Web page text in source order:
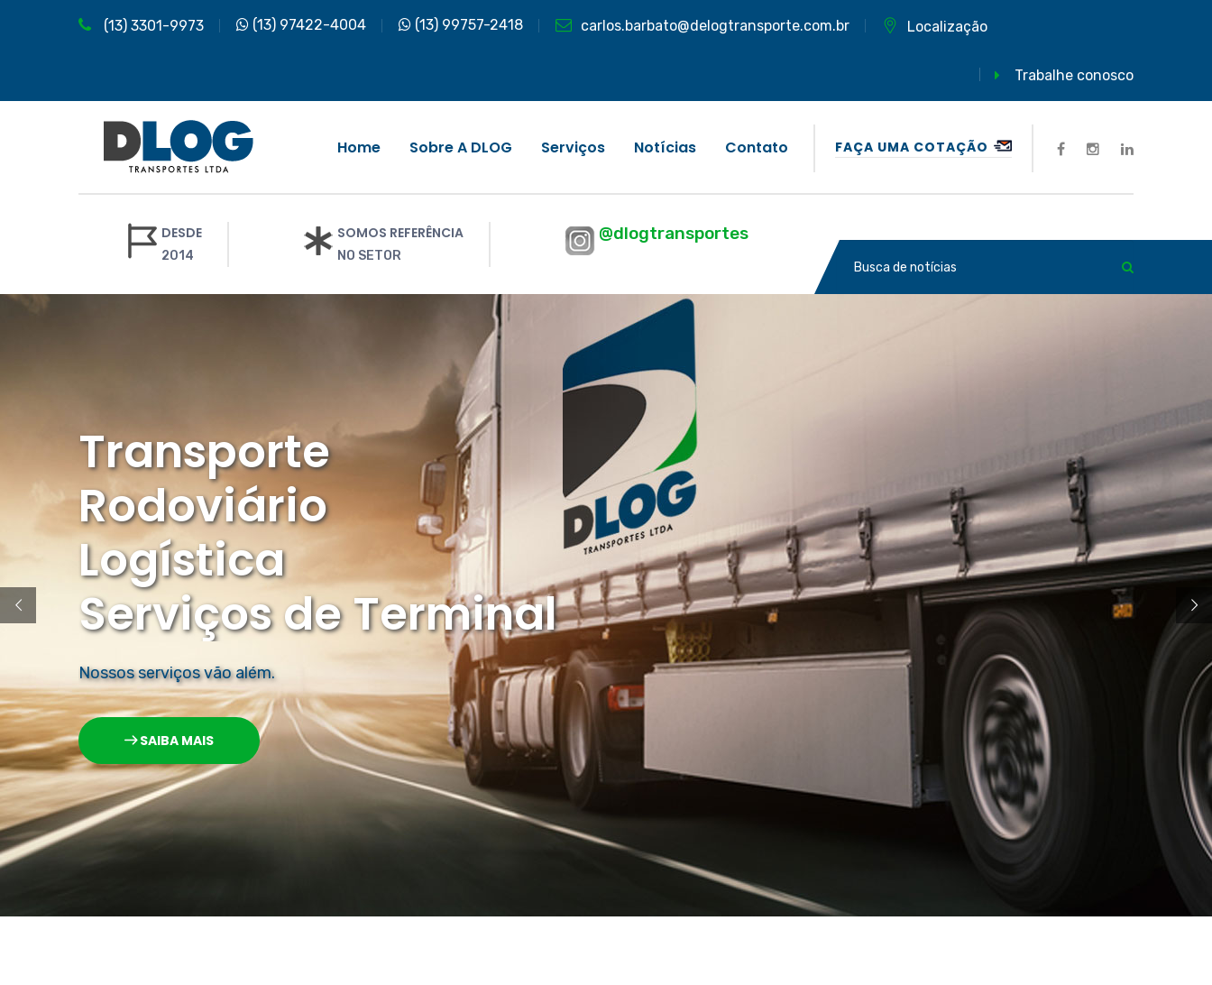
(13) 3301-9973 (13) 97422-4004 (13) 99757-2418 carlos.barbato@delogtransporte.com.br Localização
Trabalhe conosco
Home Sobre A DLOG Serviços Notícias Contato FAÇA UMA COTAÇÃO
DESDE
2014
SOMOS REFERÊNCIA
NO SETOR
@dlogtransportes
Transporte
Rodoviário
Logística
Serviços de Terminal
Nossos serviços vão além.
SAIBA MAIS